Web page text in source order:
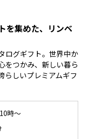
を集めた、リンベ
ログギフト。世界中か
をつかみ、新しい暮ら
らしいプレミアムギフ
時～